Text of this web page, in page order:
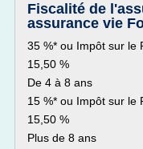
Fiscalité de
assurance vie
35 %* ou Impôt sur le
15,50 %
De 4 à 8 ans
15 %* ou Impôt sur le
15,50 %
Plus de 8 ans